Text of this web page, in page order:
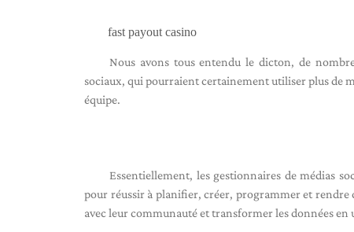
fast payout casino
Nous avons tous entendu le dicton, de
sociaux, qui pourraient certainement utiliser plus de
équipe.
Essentiellement, les gestionnaires de médias
pour réussir à planifier, créer, programmer et rendre
avec leur communauté et transformer les données